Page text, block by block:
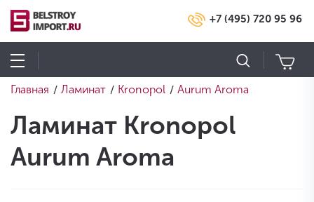
+7 (495) 720 95 96
Главная / Ламинат / Kronopol / Aurum Aroma
Ламинат Kronopol
Aurum Aroma